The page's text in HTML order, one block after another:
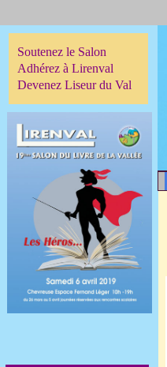
Soutenez le Salon
Adhérez à Lirenval
Devenez Liseur du Val